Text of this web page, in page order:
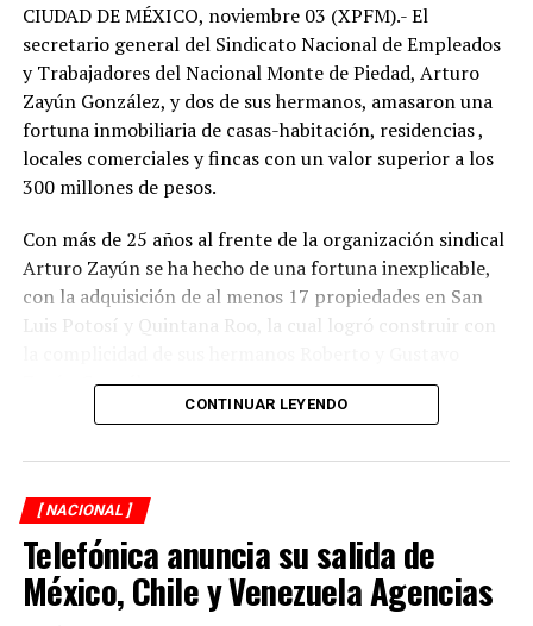
CIUDAD DE MÉXICO, noviembre 03 (XPFM).- El
secretario general del Sindicato Nacional de Empleados
y Trabajadores del Nacional Monte de Piedad, Arturo
Zayún González, y dos de sus hermanos, amasaron una
fortuna inmobiliaria de casas-habitación, residencias ,
locales comerciales y fincas con un valor superior a los
300 millones de pesos.
Con más de 25 años al frente de la organización sindical
Arturo Zayún se ha hecho de una fortuna inexplicable,
con la adquisición de al menos 17 propiedades en San
Luis Potosí y Quintana Roo, la cual logró construir con
Zayún González.
Durante una segunda investigación de XPECTRO FM, se
descubrió que el líder gremial adquirió su red
inmobiliaria, en la mayoría de los casos, con pagos
realizados en efectivo y con una valuación menor del
verdadero costo de las propiedades que hoy forman
parte del patrimonio del Clan Zayún y que constituyen
una simulación de compraventas.
CONTINUAR LEYENDO
[ NACIONAL ]
Telefónica anuncia su salida de
México, Chile y Venezuela Agencias